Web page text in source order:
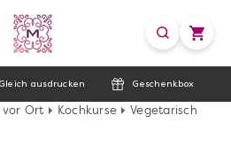
Gleich ausdrucken Geschenkbox
vor Ort Kochkurse
Vegetarisch